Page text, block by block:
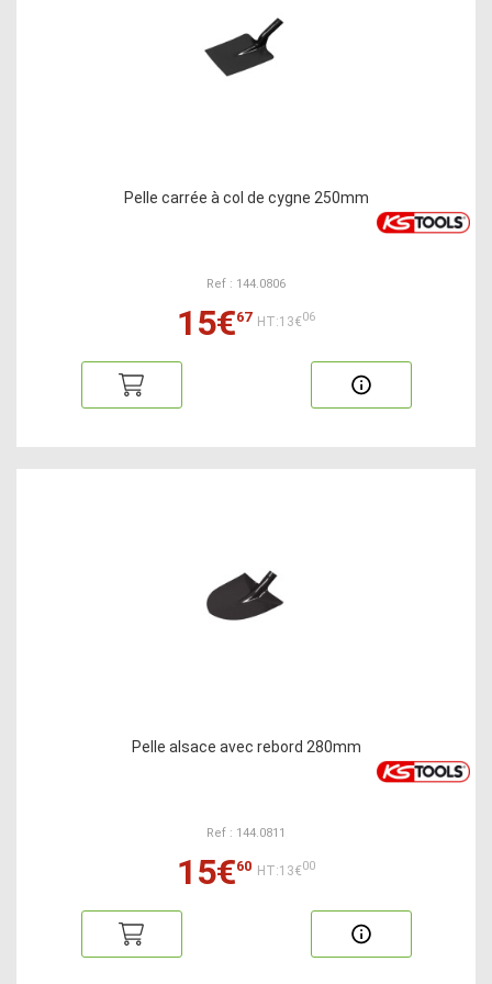
Pelle carrée à col de cygne 250mm
Ref : 144.0806
15€67 HT:13€06
Pelle alsace avec rebord 280mm
Ref : 144.0811
15€60 HT:13€00